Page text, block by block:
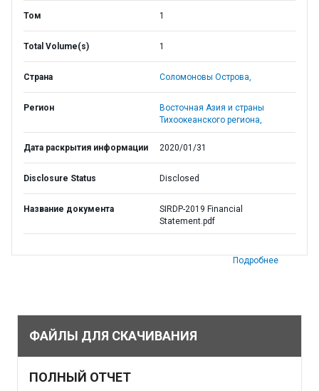
Том 1
Total Volume(s) 1
Страна Соломоновы Острова,
Регион
Восточная Азия и страны
Тихоокеанского региона,
Дата раскрытия информации 2020/01/31
Disclosure Status Disclosed
Название документа
SIRDP-2019 Financial
Statement.pdf
Подробнее
ФАЙЛЫ ДЛЯ СКАЧИВАНИЯ
ПОЛНЫЙ ОТЧЕТ